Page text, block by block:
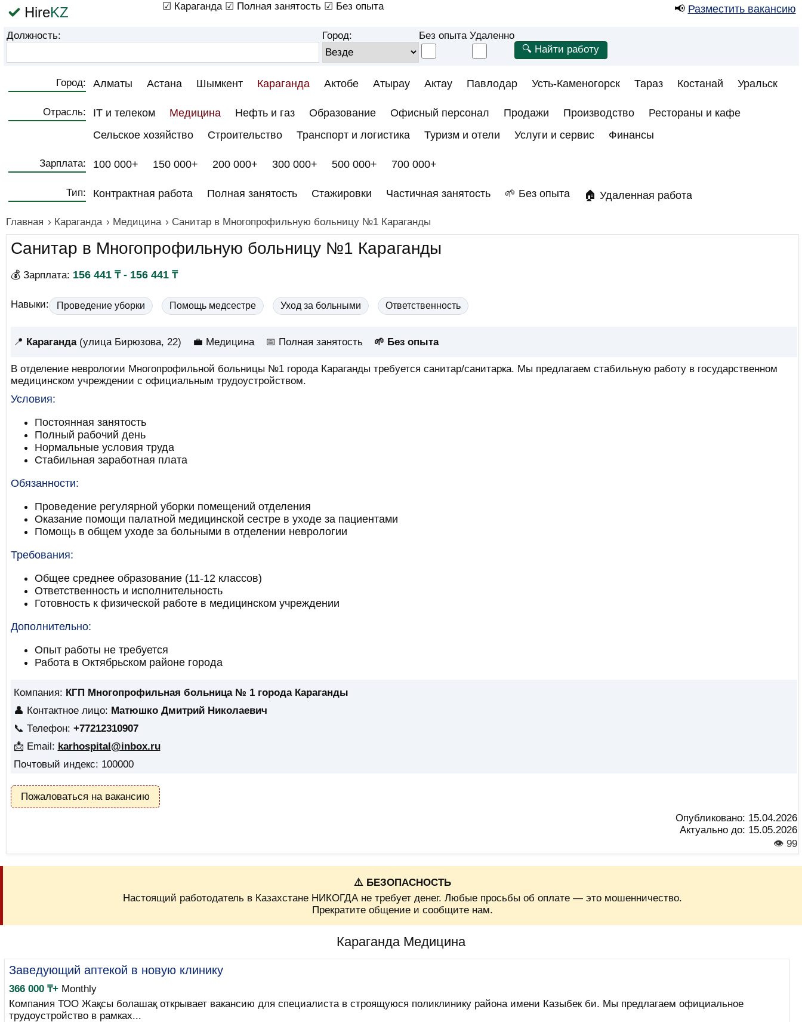
HireKZ ☑ Караганда ☑ Полная занятость ☑ Без опыта 📢 Разместить вакансию
Должность: Город: Без опыта Удаленно
Город: Алматы Астана Шымкент Караганда Актобе Атырау Актау Павлодар Усть-Каменогорск Тараз Костанай Уральск
Отрасль: IT и телеком Медицина Нефть и газ Образование Офисный персонал Продажи Производство
Рестораны и кафе
Сельское хозяйство
Строительство Транспорт и логистика Туризм и отели Услуги и сервис Финансы
Зарплата: 100 000+ 150 000+ 200 000+ 300 000+ 500 000+ 700 000+
Тип: Контрактная работа Полная занятость Стажировки Частичная занятость 🌱 Без опыта 🏠 Удаленная работа
Главная › Караганда › Медицина › Санитар в Многопрофильную больницу №1 Караганды
Санитар в Многопрофильную больницу №1 Караганды
💰 Зарплата: 156 441 ₸ - 156 441 ₸
Навыки: Проведение уборки Помощь медсестре Уход за больными Ответственность
📍 Караганда(улица Бирюзова, 22) 💼 Медицина 📅 Полная занятость 🌱 Без опыта
В отделение неврологии Многопрофильной больницы №1 города Караганды требуется санитар/санитарка. Мы предлагаем стабильную работу в государственном
медицинском учреждении с официальным трудоустройством.
Условия:
Постоянная занятость
Полный рабочий день
Нормальные условия труда
Стабильная заработная плата
Обязанности:
Проведение регулярной уборки помещений отделения
Оказание помощи палатной медицинской сестре в уходе за пациентами
Помощь в общем уходе за больными в отделении неврологии
Требования:
Общее среднее образование (11-12 классов)
Ответственность и исполнительность
Готовность к физической работе в медицинском учреждении
Дополнительно:
Опыт работы не требуется
Работа в Октябрьском районе города
Компания: КГП Многопрофильная больница № 1 города Караганды
👤 Контактное лицо: Матюшко Дмитрий Николаевич
📞 Телефон: +77212310907
📩 Email: karhospital@inbox.ru
Почтовый индекс: 100000
Пожаловаться на вакансию
Опубликовано: 15.04.2026
Актуально до: 15.05.2026
👁 99
⚠️ БЕЗОПАСНОСТЬ
Настоящий работодатель в Казахстане НИКОГДА не требует денег. Любые просьбы об оплате — это мошенничество.
Прекратите общение и сообщите нам.
Караганда Медицина
Заведующий аптекой в новую клинику
366 000 ₸+ Monthly
Компания ТОО Жақсы болашақ открывает вакансию для специалиста в строящуюся поликлинику района имени Казыбек би. Мы предлагаем официальное
трудоустройство в рамках...